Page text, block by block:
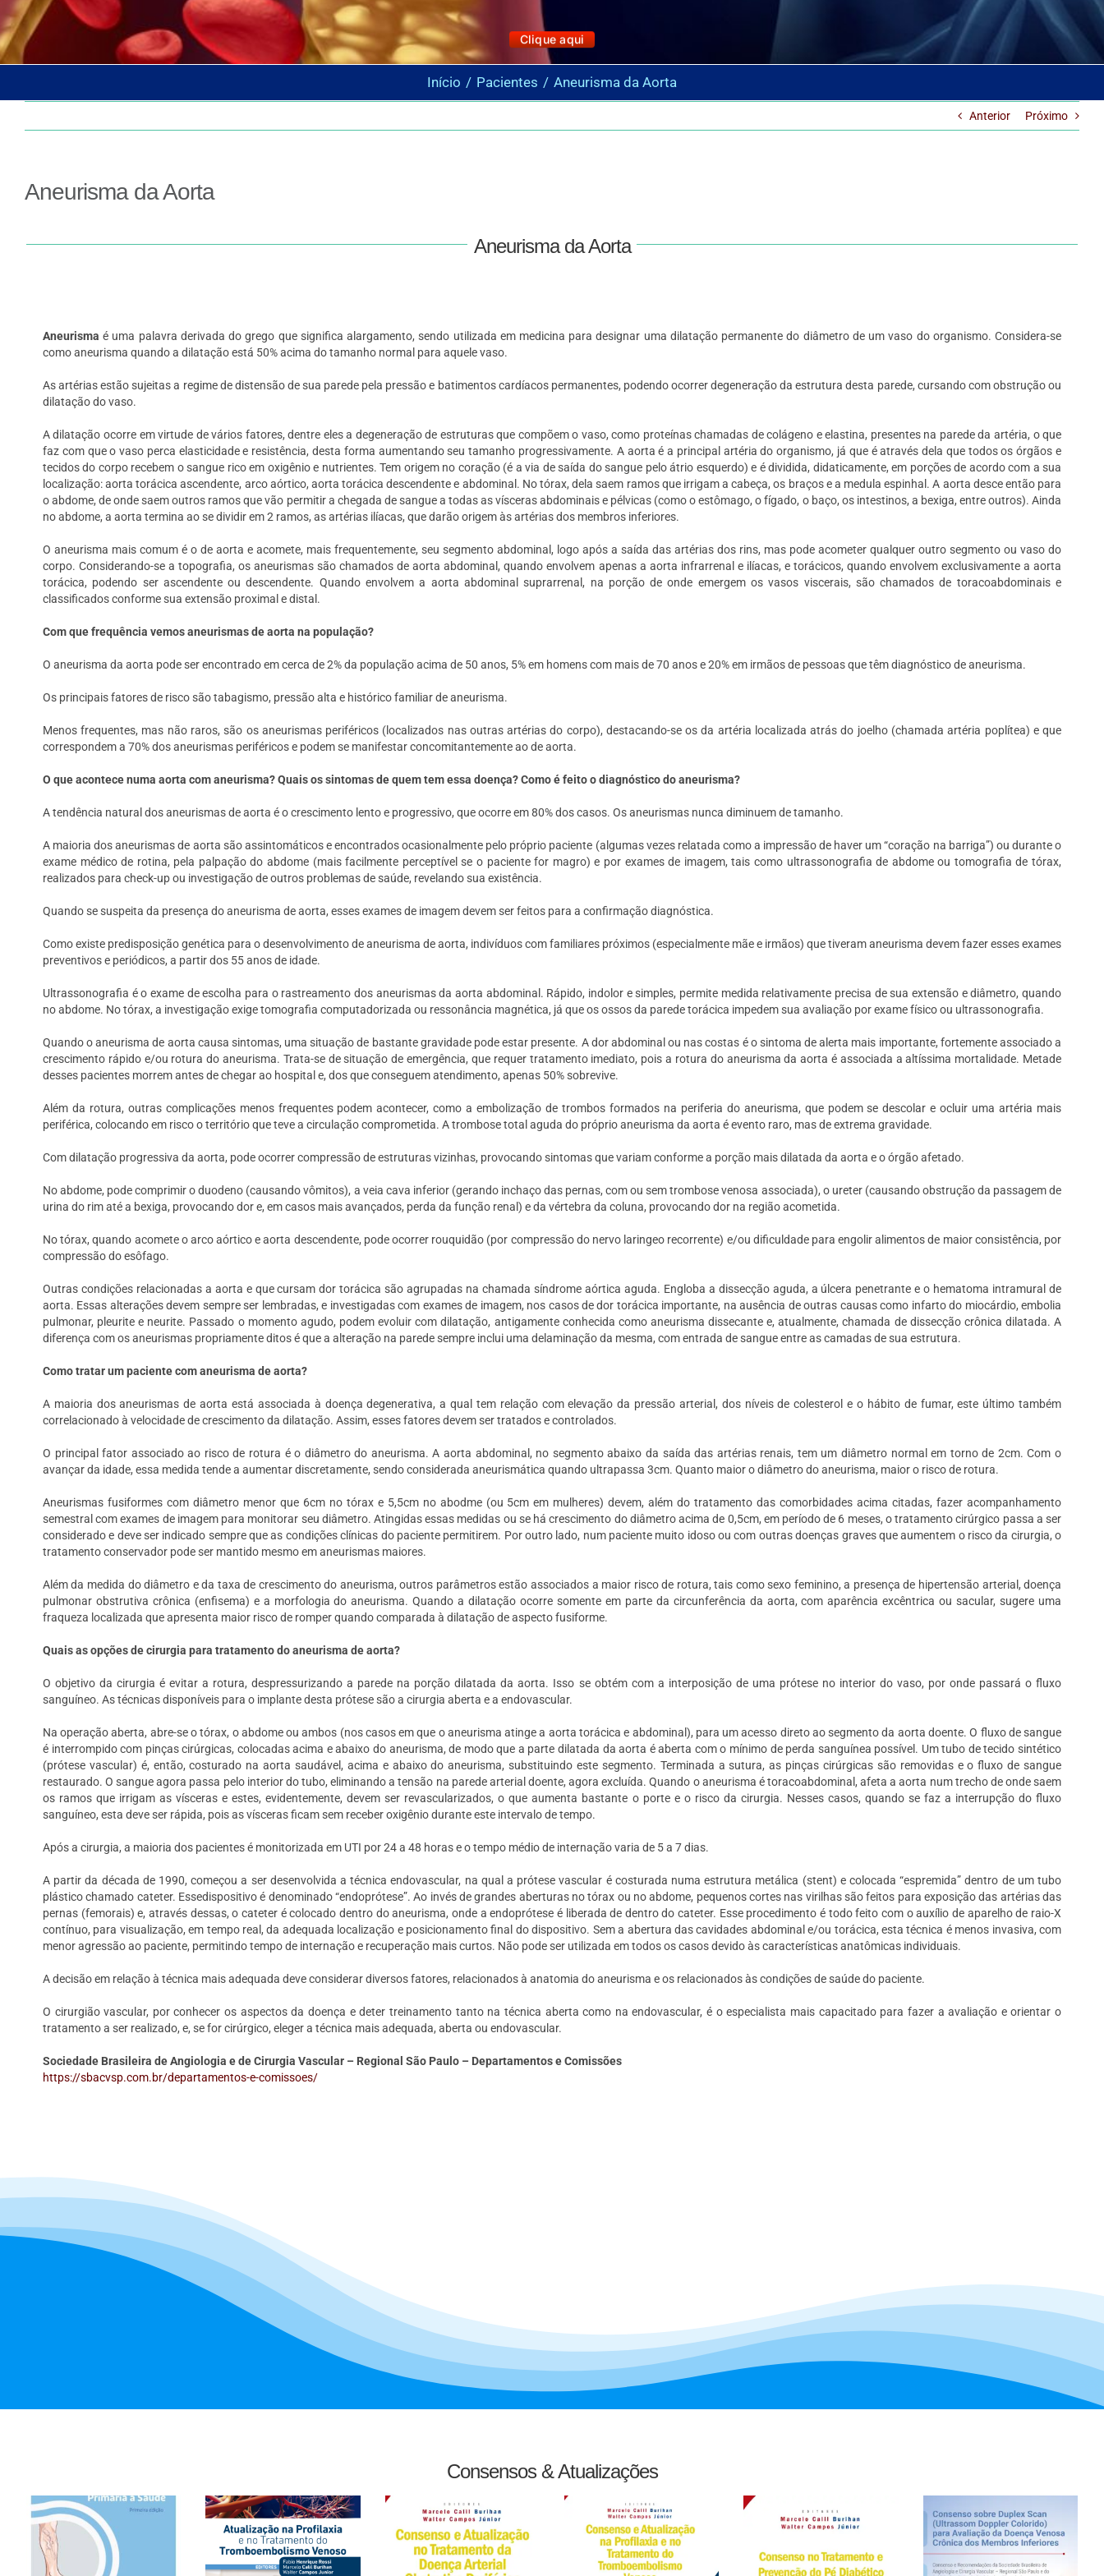
Clique aqui
Início Pacientes Aneurisma da Aorta
Anterior Próximo
Aneurisma da Aorta
Aneurisma da Aorta
Aneurisma é uma palavra derivada do grego que significa alargamento, sendo utilizada em medicina para designar uma dilatação permanente do diâmetro de um vaso do organismo. Considera-se
como aneurisma quando a dilatação está 50% acima do tamanho normal para aquele vaso.
As artérias estão sujeitas a regime de distensão de sua parede pela pressão e batimentos cardíacos permanentes, podendo ocorrer degeneração da estrutura desta parede, cursando com obstrução ou
dilatação do vaso.
A dilatação ocorre em virtude de vários fatores, dentre eles a degeneração de estruturas que compõem o vaso, como proteínas chamadas de colágeno e elastina, presentes na parede da artéria, o que
faz com que o vaso perca elasticidade e resistência, desta forma aumentando seu tamanho progressivamente. A aorta é a principal artéria do organismo, já que é através dela que todos os órgãos e
tecidos do corpo recebem o sangue rico em oxigênio e nutrientes. Tem origem no coração (é a via de saída do sangue pelo átrio esquerdo) e é dividida, didaticamente, em porções de acordo com a sua
localização: aorta torácica ascendente, arco aórtico, aorta torácica descendente e abdominal. No tórax, dela saem ramos que irrigam a cabeça, os braços e a medula espinhal. A aorta desce então para
o abdome, de onde saem outros ramos que vão permitir a chegada de sangue a todas as vísceras abdominais e pélvicas (como o estômago, o fígado, o baço, os intestinos, a bexiga, entre outros). Ainda
no abdome, a aorta termina ao se dividir em 2 ramos, as artérias ilíacas, que darão origem às artérias dos membros inferiores.
O aneurisma mais comum é o de aorta e acomete, mais frequentemente, seu segmento abdominal, logo após a saída das artérias dos rins, mas pode acometer qualquer outro segmento ou vaso do
corpo. Considerando-se a topografia, os aneurismas são chamados de aorta abdominal, quando envolvem apenas a aorta infrarrenal e ilíacas, e torácicos, quando envolvem exclusivamente a aorta
torácica, podendo ser ascendente ou descendente. Quando envolvem a aorta abdominal suprarrenal, na porção de onde emergem os vasos viscerais, são chamados de toracoabdominais e
classificados conforme sua extensão proximal e distal.
Com que frequência vemos aneurismas de aorta na população?
O aneurisma da aorta pode ser encontrado em cerca de 2% da população acima de 50 anos, 5% em homens com mais de 70 anos e 20% em irmãos de pessoas que têm diagnóstico de aneurisma.
Os principais fatores de risco são tabagismo, pressão alta e histórico familiar de aneurisma.
Menos frequentes, mas não raros, são os aneurismas periféricos (localizados nas outras artérias do corpo), destacando-se os da artéria localizada atrás do joelho (chamada artéria poplítea) e que
correspondem a 70% dos aneurismas periféricos e podem se manifestar concomitantemente ao de aorta.
O que acontece numa aorta com aneurisma? Quais os sintomas de quem tem essa doença? Como é feito o diagnóstico do aneurisma?
A tendência natural dos aneurismas de aorta é o crescimento lento e progressivo, que ocorre em 80% dos casos. Os aneurismas nunca diminuem de tamanho.
A maioria dos aneurismas de aorta são assintomáticos e encontrados ocasionalmente pelo próprio paciente (algumas vezes relatada como a impressão de haver um “coração na barriga”) ou durante o
exame médico de rotina, pela palpação do abdome (mais facilmente perceptível se o paciente for magro) e por exames de imagem, tais como ultrassonografia de abdome ou tomografia de tórax,
realizados para check-up ou investigação de outros problemas de saúde, revelando sua existência.
Quando se suspeita da presença do aneurisma de aorta, esses exames de imagem devem ser feitos para a confirmação diagnóstica.
Como existe predisposição genética para o desenvolvimento de aneurisma de aorta, indivíduos com familiares próximos (especialmente mãe e irmãos) que tiveram aneurisma devem fazer esses exames
preventivos e periódicos, a partir dos 55 anos de idade.
Ultrassonografia é o exame de escolha para o rastreamento dos aneurismas da aorta abdominal. Rápido, indolor e simples, permite medida relativamente precisa de sua extensão e diâmetro, quando
no abdome. No tórax, a investigação exige tomografia computadorizada ou ressonância magnética, já que os ossos da parede torácica impedem sua avaliação por exame físico ou ultrassonografia.
Quando o aneurisma de aorta causa sintomas, uma situação de bastante gravidade pode estar presente. A dor abdominal ou nas costas é o sintoma de alerta mais importante, fortemente associado a
crescimento rápido e/ou rotura do aneurisma. Trata-se de situação de emergência, que requer tratamento imediato, pois a rotura do aneurisma da aorta é associada a altíssima mortalidade. Metade
desses pacientes morrem antes de chegar ao hospital e, dos que conseguem atendimento, apenas 50% sobrevive.
Além da rotura, outras complicações menos frequentes podem acontecer, como a embolização de trombos formados na periferia do aneurisma, que podem se descolar e ocluir uma artéria mais
periférica, colocando em risco o território que teve a circulação comprometida. A trombose total aguda do próprio aneurisma da aorta é evento raro, mas de extrema gravidade.
Com dilatação progressiva da aorta, pode ocorrer compressão de estruturas vizinhas, provocando sintomas que variam conforme a porção mais dilatada da aorta e o órgão afetado.
No abdome, pode comprimir o duodeno (causando vômitos), a veia cava inferior (gerando inchaço das pernas, com ou sem trombose venosa associada), o ureter (causando obstrução da passagem de
urina do rim até a bexiga, provocando dor e, em casos mais avançados, perda da função renal) e da vértebra da coluna, provocando dor na região acometida.
No tórax, quando acomete o arco aórtico e aorta descendente, pode ocorrer rouquidão (por compressão do nervo laringeo recorrente) e/ou dificuldade para engolir alimentos de maior consistência, por
compressão do esôfago.
Outras condições relacionadas a aorta e que cursam dor torácica são agrupadas na chamada síndrome aórtica aguda. Engloba a dissecção aguda, a úlcera penetrante e o hematoma intramural de
aorta. Essas alterações devem sempre ser lembradas, e investigadas com exames de imagem, nos casos de dor torácica importante, na ausência de outras causas como infarto do miocárdio, embolia
pulmonar, pleurite e neurite. Passado o momento agudo, podem evoluir com dilatação, antigamente conhecida como aneurisma dissecante e, atualmente, chamada de dissecção crônica dilatada. A
diferença com os aneurismas propriamente ditos é que a alteração na parede sempre inclui uma delaminação da mesma, com entrada de sangue entre as camadas de sua estrutura.
Como tratar um paciente com aneurisma de aorta?
A maioria dos aneurismas de aorta está associada à doença degenerativa, a qual tem relação com elevação da pressão arterial, dos níveis de colesterol e o hábito de fumar, este último também
correlacionado à velocidade de crescimento da dilatação. Assim, esses fatores devem ser tratados e controlados.
O principal fator associado ao risco de rotura é o diâmetro do aneurisma. A aorta abdominal, no segmento abaixo da saída das artérias renais, tem um diâmetro normal em torno de 2cm. Com o
avançar da idade, essa medida tende a aumentar discretamente, sendo considerada aneurismática quando ultrapassa 3cm. Quanto maior o diâmetro do aneurisma, maior o risco de rotura.
Aneurismas fusiformes com diâmetro menor que 6cm no tórax e 5,5cm no abodme (ou 5cm em mulheres) devem, além do tratamento das comorbidades acima citadas, fazer acompanhamento
semestral com exames de imagem para monitorar seu diâmetro. Atingidas essas medidas ou se há crescimento do diâmetro acima de 0,5cm, em período de 6 meses, o tratamento cirúrgico passa a ser
considerado e deve ser indicado sempre que as condições clínicas do paciente permitirem. Por outro lado, num paciente muito idoso ou com outras doenças graves que aumentem o risco da cirurgia, o
tratamento conservador pode ser mantido mesmo em aneurismas maiores.
Além da medida do diâmetro e da taxa de crescimento do aneurisma, outros parâmetros estão associados a maior risco de rotura, tais como sexo feminino, a presença de hipertensão arterial, doença
pulmonar obstrutiva crônica (enfisema) e a morfologia do aneurisma. Quando a dilatação ocorre somente em parte da circunferência da aorta, com aparência excêntrica ou sacular, sugere uma
fraqueza localizada que apresenta maior risco de romper quando comparada à dilatação de aspecto fusiforme.
Quais as opções de cirurgia para tratamento do aneurisma de aorta?
O objetivo da cirurgia é evitar a rotura, despressurizando a parede na porção dilatada da aorta. Isso se obtém com a interposição de uma prótese no interior do vaso, por onde passará o fluxo
sanguíneo. As técnicas disponíveis para o implante desta prótese são a cirurgia aberta e a endovascular.
Na operação aberta, abre-se o tórax, o abdome ou ambos (nos casos em que o aneurisma atinge a aorta torácica e abdominal), para um acesso direto ao segmento da aorta doente. O fluxo de sangue
é interrompido com pinças cirúrgicas, colocadas acima e abaixo do aneurisma, de modo que a parte dilatada da aorta é aberta com o mínimo de perda sanguínea possível. Um tubo de tecido sintético
(prótese vascular) é, então, costurado na aorta saudável, acima e abaixo do aneurisma, substituindo este segmento. Terminada a sutura, as pinças cirúrgicas são removidas e o fluxo de sangue
restaurado. O sangue agora passa pelo interior do tubo, eliminando a tensão na parede arterial doente, agora excluída. Quando o aneurisma é toracoabdominal, afeta a aorta num trecho de onde saem
os ramos que irrigam as vísceras e estes, evidentemente, devem ser revascularizados, o que aumenta bastante o porte e o risco da cirurgia. Nesses casos, quando se faz a interrupção do fluxo
sanguíneo, esta deve ser rápida, pois as vísceras ficam sem receber oxigênio durante este intervalo de tempo.
Após a cirurgia, a maioria dos pacientes é monitorizada em UTI por 24 a 48 horas e o tempo médio de internação varia de 5 a 7 dias.
A partir da década de 1990, começou a ser desenvolvida a técnica endovascular, na qual a prótese vascular é costurada numa estrutura metálica (stent) e colocada “espremida” dentro de um tubo
plástico chamado cateter. Essedispositivo é denominado “endoprótese”. Ao invés de grandes aberturas no tórax ou no abdome, pequenos cortes nas virilhas são feitos para exposição das artérias das
pernas (femorais) e, através dessas, o cateter é colocado dentro do aneurisma, onde a endoprótese é liberada de dentro do cateter. Esse procedimento é todo feito com o auxílio de aparelho de raio-X
contínuo, para visualização, em tempo real, da adequada localização e posicionamento final do dispositivo. Sem a abertura das cavidades abdominal e/ou torácica, esta técnica é menos invasiva, com
menor agressão ao paciente, permitindo tempo de internação e recuperação mais curtos. Não pode ser utilizada em todos os casos devido às características anatômicas individuais.
A decisão em relação à técnica mais adequada deve considerar diversos fatores, relacionados à anatomia do aneurisma e os relacionados às condições de saúde do paciente.
O cirurgião vascular, por conhecer os aspectos da doença e deter treinamento tanto na técnica aberta como na endovascular, é o especialista mais capacitado para fazer a avaliação e orientar o
tratamento a ser realizado, e, se for cirúrgico, eleger a técnica mais adequada, aberta ou endovascular.
Sociedade Brasileira de Angiologia e de Cirurgia Vascular – Regional São Paulo – Departamentos e Comissões
https://sbacvsp.com.br/departamentos-e-comissoes/
Consensos & Atualizações